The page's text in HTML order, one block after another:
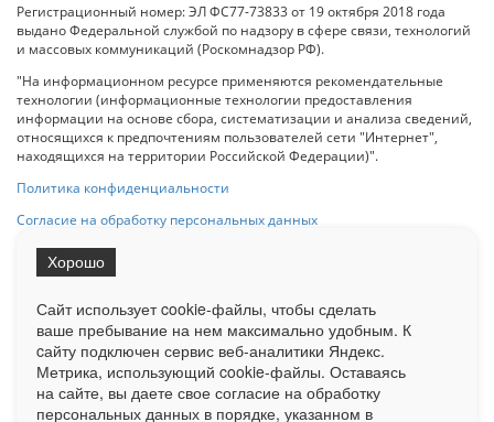
Регистрационный номер: ЭЛ ФС77-73833 от 19 октября 2018 года
выдано Федеральной службой по надзору в сфере связи, технологий
и массовых коммуникаций (Роскомнадзор РФ).
"На информационном ресурсе применяются рекомендательные
технологии (информационные технологии предоставления
информации на основе сбора, систематизации и анализа сведений,
относящихся к предпочтениям пользователей сети "Интернет",
находящихся на территории Российской Федерации)".
Политика конфиденциальности
Согласие на обработку персональных данных
на Сетевое издание «ОрелТаймс» обязательна.
Ограниченная статистика посещаемости доступна на сайте
Liveinternet.ru . Подробная статистика для рекламодателей по запросу
у менеджера.
Сайт использует cookie-файлы, чтобы сделать
ваше пребывание на нем максимально удобным. К
cайту подключен сервис веб-аналитики Яндекс.
Метрика, использующий cookie-файлы. Оставаясь
на сайте, вы даете свое согласие на обработку
персональных данных в порядке, указанном в
Хорошо